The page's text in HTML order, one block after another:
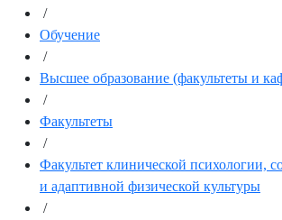
/
Обучение
/
Высшее образование (факультеты и
/
Факультеты
/
Факультет клинической психологии,
и адаптивной физической культуры
/